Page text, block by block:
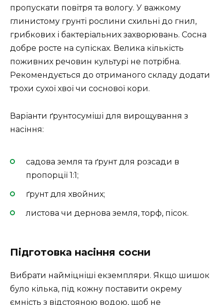
пропускати повітря та вологу. У важкому
глинистому грунті рослини схильні до гнил,
грибкових і бактеріальних захворювань. Сосна
добре росте на супісках. Велика кількість
поживних речовин культурі не потрібна.
Рекомендується до отриманого складу додати
трохи сухої хвої чи соснової кори.
Варіанти ґрунтосуміші для вирощування з
насіння:
садова земля та ґрунт для розсади в
пропорції 1:1;
ґрунт для хвойних;
листова чи дернова земля, торф, пісок.
Підготовка насіння сосни
Вибрати найміцніші екземпляри. Якщо шишок
було кілька, під кожну поставити окрему
ємність з відстояною водою, щоб не